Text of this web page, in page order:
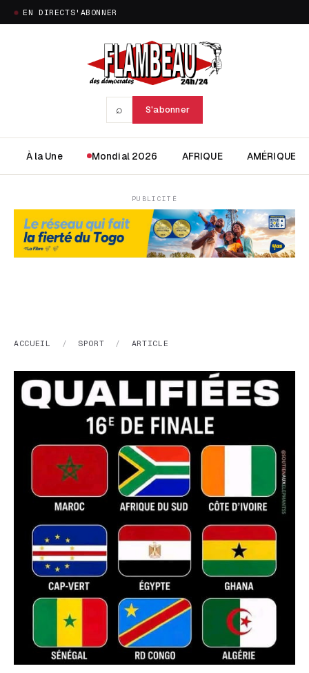
EN DIRECTS'ABONNER
⌕ S'abonner
À la Une Mondial 2026 AFRIQUE AMÉRIQUE
PUBLICITÉ
ACCUEIL / SPORT / ARTICLE